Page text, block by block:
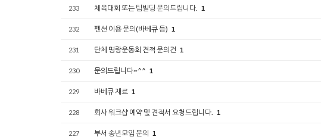
233 체육대회 또는 팀빌딩 문의드립니다. 1
232 펜션 이용 문의(바베큐 등) 1
231 단체 명랑운동회 견적 문의건 1
230 문의드립니다~^^ 1
229 바베큐 재료 1
228 회사 워크샵 예약 및 견적서 요청드립니다. 1
227 부서 송년모임 문의 1